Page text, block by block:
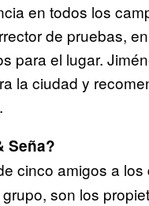
en todos los
de pruebas,
para el lugar.
la ciudad y
Seña?
cinco amigos a
son los